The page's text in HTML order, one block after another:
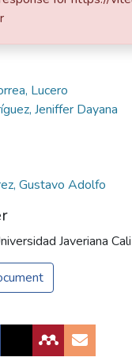
Lucero
Jeniffer Dayana
Gustavo Adolfo
Javeriana Cali